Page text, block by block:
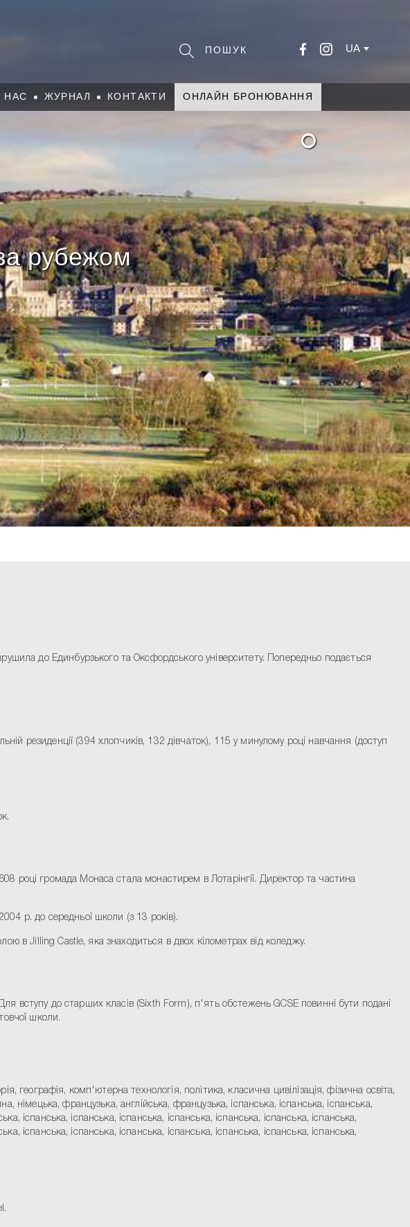
UA
НАС ЖУРНАЛ КОНТАКТИ ОНЛАЙН БРОНЮВАННЯ
°
рубежом
до Единбурзького та Оксфордського університету. Попередньо подається
резиденції (394 хлопчиків, 132 дівчаток), 115 у минулому році навчання (доступ
році громада Монаса стала монастирем в Лотарінгії. Директор та частина
р. до середньої школи (з 13 років).
в Jilling Castle, яка знаходиться в двох кілометрах від коледжу.
вступу до старших класів (Sixth Form), п'ять обстежень GCSE повинні бути подані
школи.
географія, комп'ютерна технологія, політика, класична цивілізація, фізична освіта,
німецька, французька, англійська, французька, іспанська, іспанська, іспанська,
іспанська, іспанська, іспанська, іспанська, іспанська, іспанська, іспанська,
іспанська, іспанська, іспанська, іспанська, іспанська, іспанська, іспанська,